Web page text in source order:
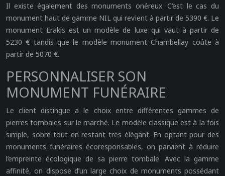
Il existe également des monuments onéreux. C’est le cas du
monument haut de gamme NIL qui revient à partir de 5390 €. Le
monument Erakis est un modèle de luxe qui vaut à partir de
5230 € tandis que le modèle monument Chambellay coûte à
partir de 5070 €.
PERSONNALISER SON
MONUMENT FUNÉRAIRE
Le client distingue a le choix entre différentes gammes de
pierres tombales sur le marché. Le modèle classique est à la fois
simple, sobre tout en restant très élégant. En optant pour des
monuments funéraires écoresponsables, on parvient à réduire
l’empreinte écologique de sa pierre tombale. Avec la gamme
affinité, on dispose d’un large choix de monuments possédant